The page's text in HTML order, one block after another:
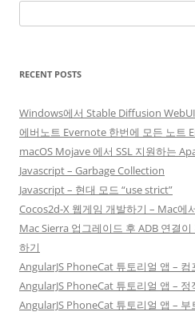
for:
RECENT POSTS
Windows에서 Stable Diffusion
에버노트 Evernote 한번에 모든 노트
macOS Mojave 에서 SSL 지원하는
Javascript – Garbage Collection
Javascript – 현대 모드 “use strict”
Cocos2d-X 웹게임 개발하기 – Mac에
Mac Sierra 업그레이드 후 ADB 연결
하기
AngularJS PhoneCat 튜토리얼 앱 – 컴
AngularJS PhoneCat 튜토리얼 앱 –
AngularJS PhoneCat 튜토리얼 앱 – 부